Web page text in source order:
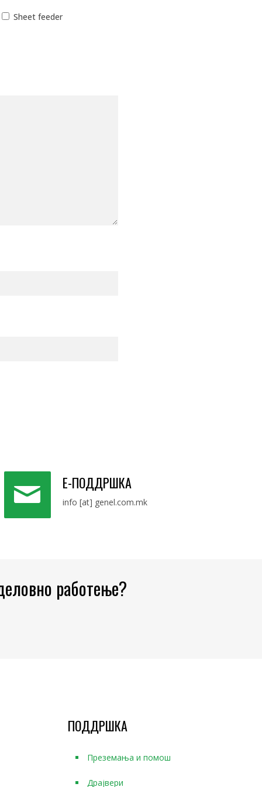
Sheet feeder
Е-ПОДДРШКА
info [at] genel.com.mk
работење?
ПОДДРШКА
Преземања и помош
Драјвери